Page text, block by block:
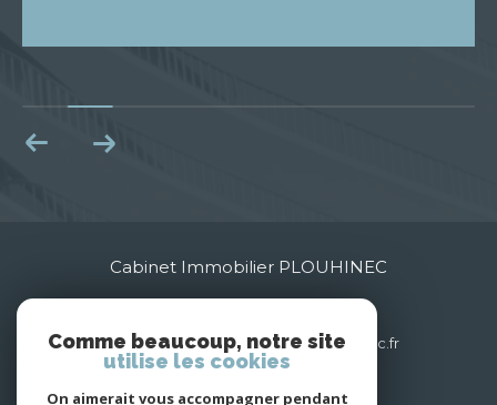
Cabinet Immobilier PLOUHINEC
contact@cabinet-immobilier-plouhinec.fr
7 Rue Victor Hugo
71000
mâcon
Comme beaucoup, notre site
utilise les cookies
On aimerait vous accompagner pendant